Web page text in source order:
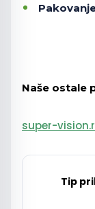
Naše ostale
super-
Tip